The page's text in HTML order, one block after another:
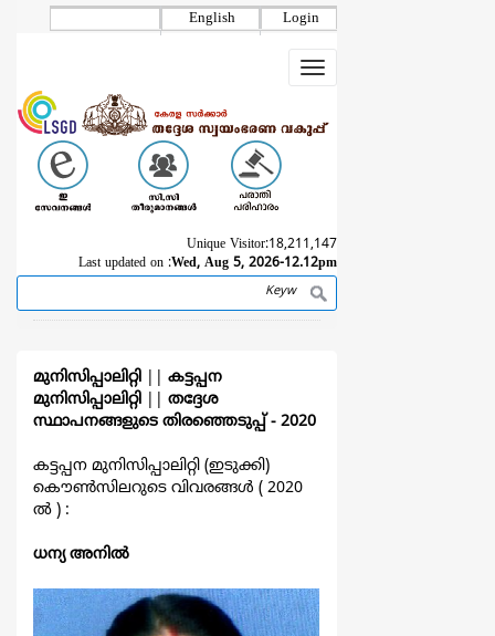
Login
English
Toggle
navigation
Unique Visitor:18,211,147
Last updated on :Wed, Aug 5, 2026-12.12pm
Search
മുനിസിപ്പാലിറ്റി
കട്ടപ്പന
മുനിസിപ്പാലിറ്റി
തദ്ദേശ
സ്ഥാപനങ്ങളുടെ തിരഞ്ഞെടുപ്പ്‌ - 2020
കട്ടപ്പന മുനിസിപ്പാലിറ്റി (ഇടുക്കി)
കൌൺസിലറുടെ വിവരങ്ങള്‍ ( 2020
ല്‍ ) :
ധന്യ അനില്‍